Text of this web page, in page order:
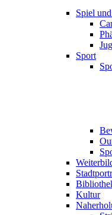
Spiel
Sport
Kultur